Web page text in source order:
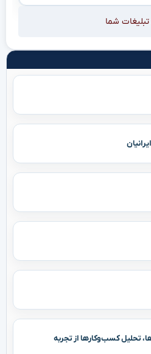
تحلیل کسب‌وکارها از تجربه
شما